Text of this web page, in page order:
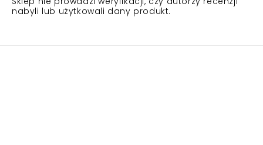
nabyli lub użytkowali dany produkt.